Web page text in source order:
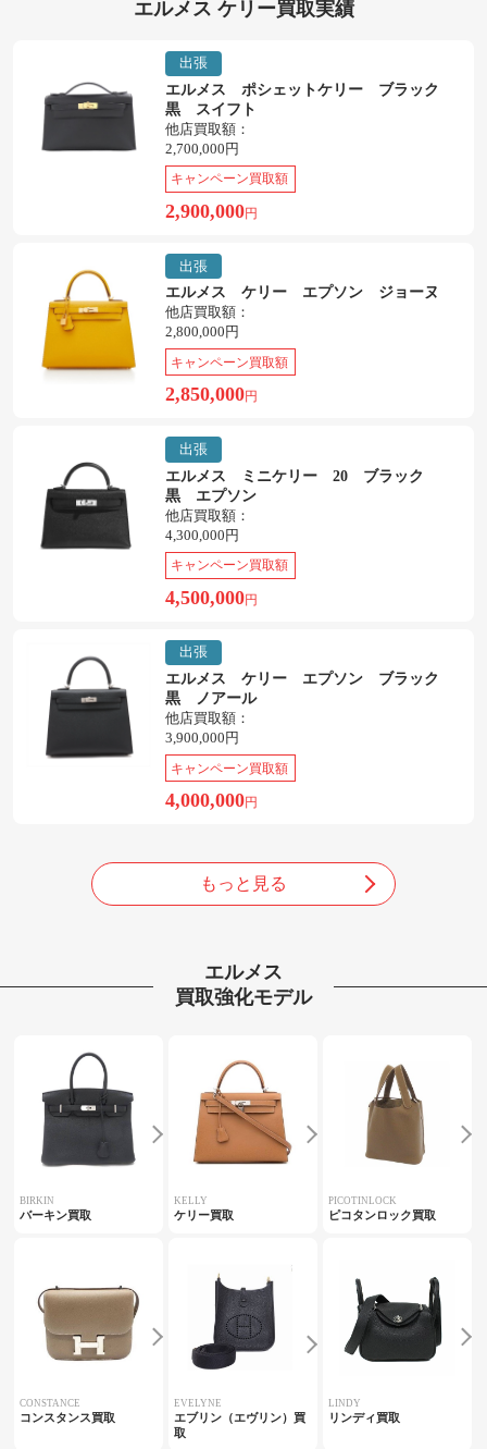
エルメス ケリー買取実績
出張
エルメス ポシェットケリー ブラック
黒 スイフト
他店買取額：
2,700,000円
キャンペーン買取額
2,900,000円
出張
エルメス ケリー エプソン ジョーヌ
他店買取額：
2,800,000円
キャンペーン買取額
2,850,000円
出張
エルメス ミニケリー 20 ブラック
黒 エプソン
他店買取額：
4,300,000円
キャンペーン買取額
4,500,000円
出張
エルメス ケリー エプソン ブラック
黒 ノアール
他店買取額：
3,900,000円
キャンペーン買取額
4,000,000円
もっと見る
エルメス
買取強化モデル
BIRKIN
バーキン買取
KELLY
ケリー買取
PICOTINLOCK
ピコタンロック買取
CONSTANCE
コンスタンス買取
EVELYNE
エブリン（エヴリン）買
取
LINDY
リンディ買取